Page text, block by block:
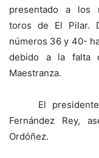
presentado a los
toros de El Pilar.
números 36 y 40-
debido a la falta
Maestranza.
El presidente
Fernández Rey,
Ordóñez.